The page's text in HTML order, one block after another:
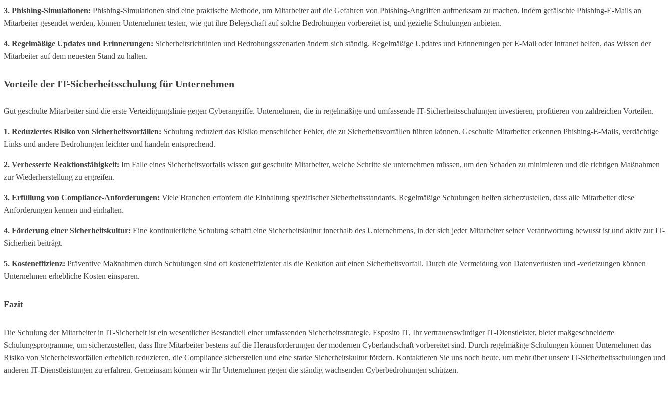
3. Phishing-Simulationen: Phishing-Simulationen sind eine praktische Methode, um Mitarbeiter auf die Gefahren von Phishing-Angriffen aufmerksam zu machen. Indem gefälschte Phishing-E-Mails an
Mitarbeiter gesendet werden, können Unternehmen testen, wie gut ihre Belegschaft auf solche Bedrohungen vorbereitet ist, und gezielte Schulungen anbieten.
4. Regelmäßige Updates und Erinnerungen: Sicherheitsrichtlinien und Bedrohungsszenarien ändern sich ständig. Regelmäßige Updates und Erinnerungen per E-Mail oder Intranet helfen, das Wissen der
Mitarbeiter auf dem neuesten Stand zu halten.
Vorteile der IT-Sicherheitsschulung für Unternehmen
Gut geschulte Mitarbeiter sind die erste Verteidigungslinie gegen Cyberangriffe. Unternehmen, die in regelmäßige und umfassende IT-Sicherheitsschulungen investieren, profitieren von zahlreichen Vorteilen.
1. Reduziertes Risiko von Sicherheitsvorfällen: Schulung reduziert das Risiko menschlicher Fehler, die zu Sicherheitsvorfällen führen können. Geschulte Mitarbeiter erkennen Phishing-E-Mails, verdächtige
Links und andere Bedrohungen leichter und handeln entsprechend.
2. Verbesserte Reaktionsfähigkeit: Im Falle eines Sicherheitsvorfalls wissen gut geschulte Mitarbeiter, welche Schritte sie unternehmen müssen, um den Schaden zu minimieren und die richtigen Maßnahmen
zur Wiederherstellung zu ergreifen.
3. Erfüllung von Compliance-Anforderungen: Viele Branchen erfordern die Einhaltung spezifischer Sicherheitsstandards. Regelmäßige Schulungen helfen sicherzustellen, dass alle Mitarbeiter diese
Anforderungen kennen und einhalten.
4. Förderung einer Sicherheitskultur: Eine kontinuierliche Schulung schafft eine Sicherheitskultur innerhalb des Unternehmens, in der sich jeder Mitarbeiter seiner Verantwortung bewusst ist und aktiv zur IT-
Sicherheit beiträgt.
5. Kosteneffizienz: Präventive Maßnahmen durch Schulungen sind oft kosteneffizienter als die Reaktion auf einen Sicherheitsvorfall. Durch die Vermeidung von Datenverlusten und -verletzungen können
Unternehmen erhebliche Kosten einsparen.
Fazit
Die Schulung der Mitarbeiter in IT-Sicherheit ist ein wesentlicher Bestandteil einer umfassenden Sicherheitsstrategie. Esposito IT, Ihr vertrauenswürdiger IT-Dienstleister, bietet maßgeschneiderte
Schulungsprogramme, um sicherzustellen, dass Ihre Mitarbeiter bestens auf die Herausforderungen der modernen Cyberlandschaft vorbereitet sind. Durch regelmäßige Schulungen können Unternehmen das
Risiko von Sicherheitsvorfällen erheblich reduzieren, die Compliance sicherstellen und eine starke Sicherheitskultur fördern. Kontaktieren Sie uns noch heute, um mehr über unsere IT-Sicherheitsschulungen und
anderen IT-Dienstleistungen zu erfahren. Gemeinsam können wir Ihr Unternehmen gegen die ständig wachsenden Cyberbedrohungen schützen.